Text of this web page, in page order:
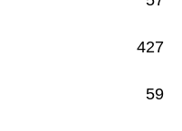
427
59